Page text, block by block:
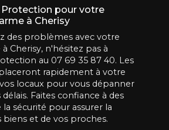
Protection pour votre
à Cherisy
des problèmes avec votre
Cherisy, n'hésitez pas à
au 07 69 35 87 40. Les
rapidement à votre
locaux pour vous dépanner
Faites confiance à des
sécurité pour assurer la
et de vos proches.